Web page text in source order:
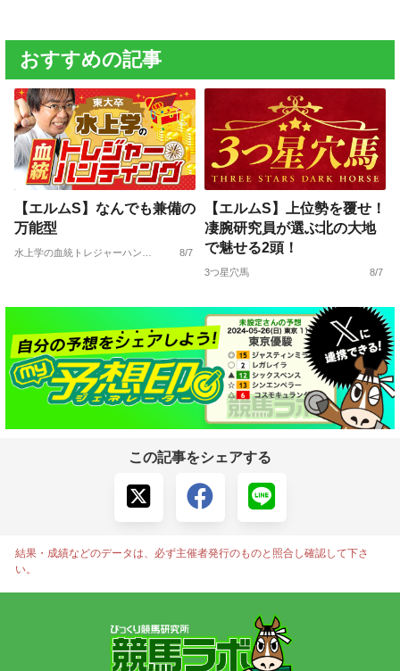
おすすめの記事
【エルムS】なんでも兼備の
万能型
水上学の血統トレジャーハンティング 8/7
【エルムS】上位勢を覆せ！
凄腕研究員が選ぶ北の大地
で魅せる2頭！
3つ星穴馬 8/7
この記事をシェアする
結果・成績などのデータは、必ず主催者発行のものと照合し確認して下さ
い。